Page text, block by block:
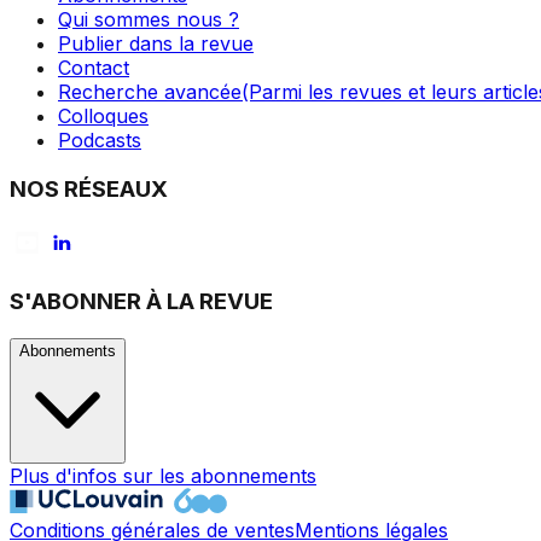
Qui sommes nous ?
Publier dans la revue
Contact
Recherche avancée(Parmi les revues et leurs
Colloques
Podcasts
NOS RÉSEAUX
S'ABONNER À LA REVUE
Abonnements
Plus d'infos sur les abonnements
Conditions générales de ventesMentions légales